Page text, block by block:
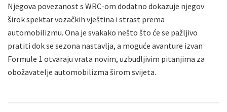
Njegova povezanost s WRC-om dodatno dokazuje njegov
širok spektar vozačkih vještina i strast prema
automobilizmu. Ona je svakako nešto što će se pažljivo
pratiti dok se sezona nastavlja, a moguće avanture izvan
Formule 1 otvaraju vrata novim, uzbudljivim pitanjima za
obožavatelje automobilizma širom svijeta.